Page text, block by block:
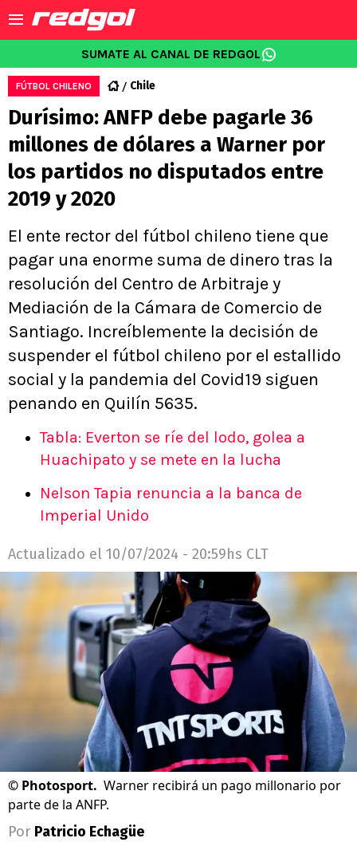
SUMATE AL CANAL DE REDGOL
FÚTBOL CHILENO Chile
Durísimo: ANFP debe pagarle 36
millones de dólares a Warner por
los partidos no disputados entre
2019 y 2020
El ente rector del fútbol chileno tiene que
pagar una enorme suma de dinero tras la
resolución del Centro de Arbitraje y
Mediación de la Cámara de Comercio de
Santiago. Increíblemente la decisión de
suspender el fútbol chileno por el estallido
social y la pandemia del Covid19 siguen
penando en Quilín 5635.
Tabla: Everton se ríe del lodo, golea a
Huachipato y se mete en la lucha
Nelson Tapia renuncia a la banca de
Imperial Unido
Actualizado el 10/07/2024 - 20:59hs CLT
© Photosport. Warner recibirá un pago millonario por
parte de la ANFP.
Por Patricio Echagüe